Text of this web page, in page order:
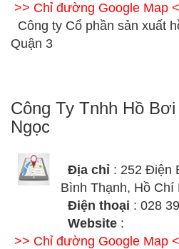
>> Chỉ đường Google Map
Công ty Cổ phần sản xuất
Quận 3
Công Ty Tnhh Hồ
Ngọc
Địa chỉ : 252 Điện
Bình Thạnh, Hồ Chí
Điện thoại : 028
Website :
>> Chỉ đường Google Map